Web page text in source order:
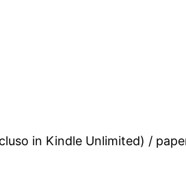
in Kindle Unlimited) /